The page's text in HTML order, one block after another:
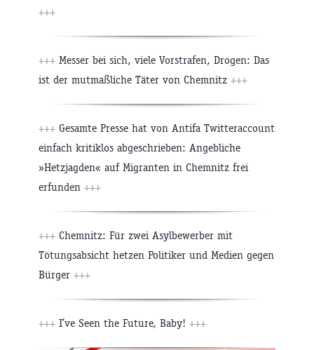
+++
+++ Messer bei sich, viele Vorstrafen, Drogen: Das
ist der mutmaßliche Täter von Chemnitz +++
+++ Gesamte Presse hat von Antifa Twitteraccount
einfach kritiklos abgeschrieben: Angebliche
»Hetzjagden« auf Migranten in Chemnitz frei
erfunden +++
+++ Chemnitz: Für zwei Asylbewerber mit
Tötungsabsicht hetzen Politiker und Medien gegen
Bürger +++
+++ I’ve Seen the Future, Baby! +++